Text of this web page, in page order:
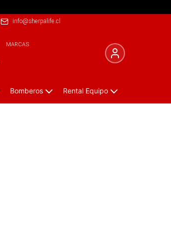
info@sherpalife.cl
MARCAS
Bomberos Rental Equipo